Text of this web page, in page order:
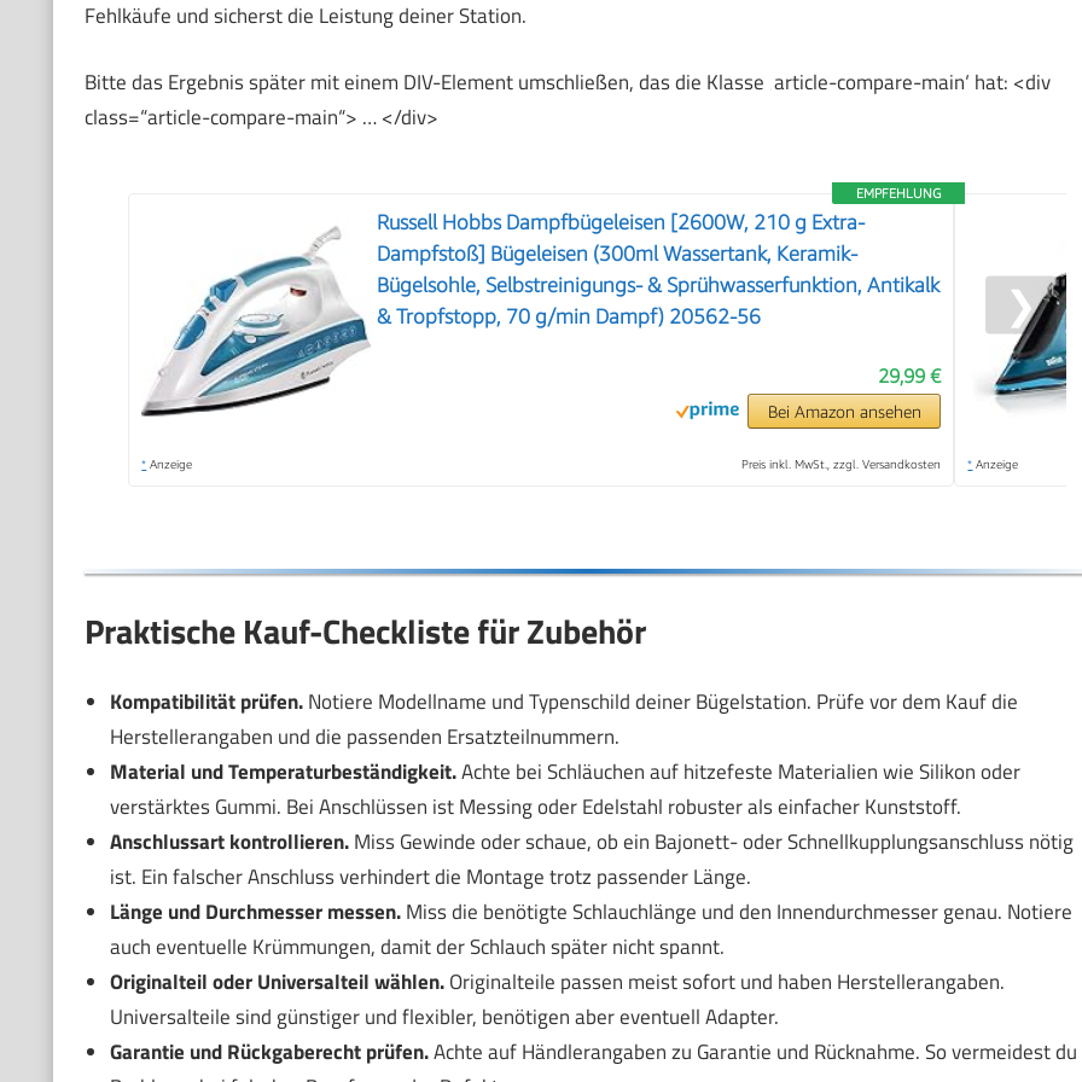
Fehlkäufe und sicherst die Leistung deiner Station.
Bitte das Ergebnis später mit einem DIV-Element umschließen, das die Klasse ‚article-compare-main‘ hat: <div
class=“article-compare-main“> … </div>
EMPFEHLUNG
Russell Hobbs Dampfbügeleisen [2600W, 210 g Extra-
Dampfstoß] Bügeleisen (300ml Wassertank, Keramik-
Bügelsohle, Selbstreinigungs- & Sprühwasserfunktion, Antikalk
& Tropfstopp, 70 g/min Dampf) 20562-56
29,99 €
Bei Amazon ansehen
* Anzeige Preis inkl. MwSt., zzgl. Versandkosten * Anzeige
❯
Praktische Kauf-Checkliste für Zubehör
Kompatibilität prüfen.Notiere Modellname und Typenschild deiner Bügelstation. Prüfe vor dem Kauf die
Herstellerangaben und die passenden Ersatzteilnummern.
Material und Temperaturbeständigkeit.Achte bei Schläuchen auf hitzefeste Materialien wie Silikon oder
verstärktes Gummi. Bei Anschlüssen ist Messing oder Edelstahl robuster als einfacher Kunststoff.
Anschlussart kontrollieren.Miss Gewinde oder schaue, ob ein Bajonett- oder Schnellkupplungsanschluss nötig
ist. Ein falscher Anschluss verhindert die Montage trotz passender Länge.
Länge und Durchmesser messen.Miss die benötigte Schlauchlänge und den Innendurchmesser genau. Notiere
auch eventuelle Krümmungen, damit der Schlauch später nicht spannt.
Originalteil oder Universalteil wählen.Originalteile passen meist sofort und haben Herstellerangaben.
Universalteile sind günstiger und flexibler, benötigen aber eventuell Adapter.
Garantie und Rückgaberecht prüfen.Achte auf Händlerangaben zu Garantie und Rücknahme. So vermeidest du